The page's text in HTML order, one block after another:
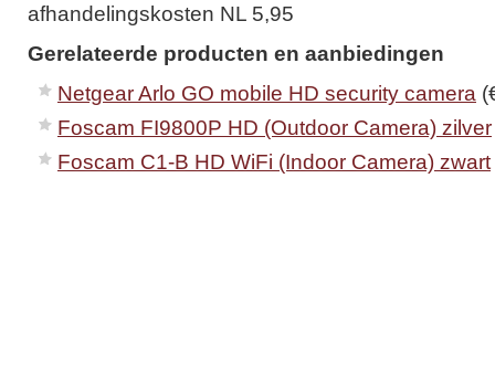
afhandelingskosten NL 5,95
Gerelateerde producten en aanbiedingen
Netgear Arlo GO mobile HD security camera
Foscam FI9800P HD (Outdoor Camera) zilver
Foscam C1-B HD WiFi (Indoor Camera) zwart